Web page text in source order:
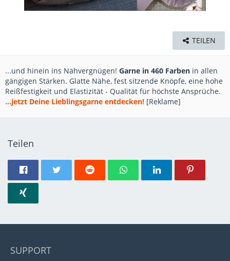
TEILEN
...und hinein ins Nähvergnügen! Garne in 460 Farben in allen
gängigen Stärken. Glatte Nähe, fest sitzende Knöpfe, eine hohe
Reißfestigkeit und Elastizität - Qualität für höchste Ansprüche.
...jetzt Deine Lieblingsgarne entdecken! [Reklame]
Teilen
SUPPORT